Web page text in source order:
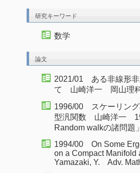
研究キーワード
数学
論文
2021/01 ある非線形非
て 山崎洋一 岡山理
1996/00 スケーリング
型汎関数 山崎洋一
Random walkの諸問題
1994/00 On Some
on a Compact
Yamazaki, Y. Adv.